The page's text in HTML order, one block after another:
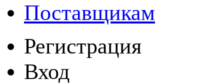
Поставщикам
Регистрация
Вход